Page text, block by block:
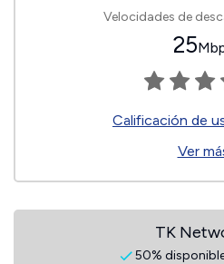
Velocidades de
25
Calificación de
Ver
TK
50%